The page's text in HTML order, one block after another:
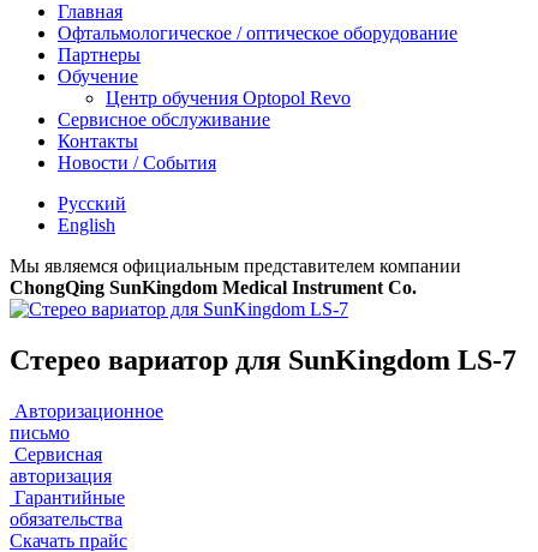
Главная
Офтальмологическое / оптическое оборудование
Партнеры
Обучение
Центр обучения Оptopol Revo
Сервисное обслуживание
Контакты
Новости / События
Русский
English
Мы являемся официальным представителем компании
ChongQing SunKingdom Medical Instrument Co.
Стерео вариатор для SunKingdom LS-7
Авторизационное
письмо
Сервисная
авторизация
Гарантийные
обязательства
Скачать прайс